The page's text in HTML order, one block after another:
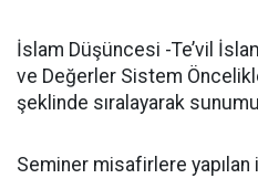
İslam Düşüncesi -Te’vil
ve Değerler Sistem
şeklinde sıralayarak
Seminer misafirlere yapılan